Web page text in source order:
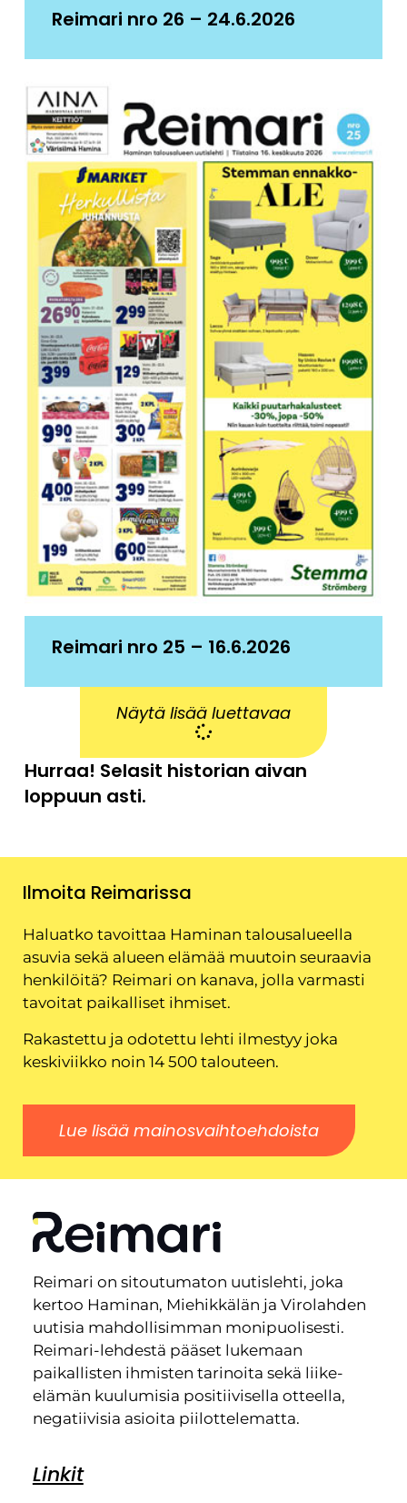
Reimari nro 26 – 24.6.2026
Reimari nro 25 – 16.6.2026
Näytä lisää luettavaa
Hurraa! Selasit historian aivan
loppuun asti.
Ilmoita Reimarissa
Haluatko tavoittaa Haminan talousalueella
asuvia sekä alueen elämää muutoin seuraavia
henkilöitä? Reimari on kanava, jolla varmasti
tavoitat paikalliset ihmiset.
Rakastettu ja odotettu lehti ilmestyy joka
keskiviikko noin 14 500 talouteen.
Lue lisää mainosvaihtoehdoista
Reimari on sitoutumaton uutislehti, joka
kertoo Haminan, Miehikkälän ja Virolahden
uutisia mahdollisimman monipuolisesti.
Reimari-lehdestä pääset lukemaan
paikallisten ihmisten tarinoita sekä liike-
elämän kuulumisia positiivisella otteella,
negatiivisia asioita piilottelematta.
Linkit